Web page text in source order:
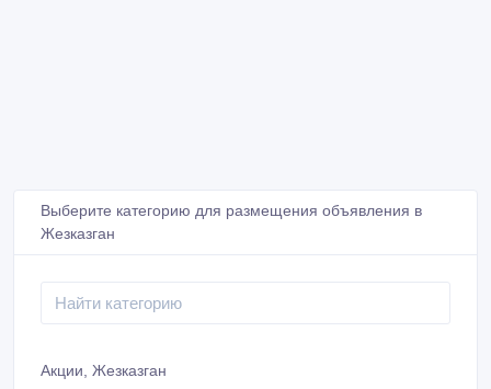
Выберите категорию для размещения объявления в
Жезказган
Акции, Жезказган